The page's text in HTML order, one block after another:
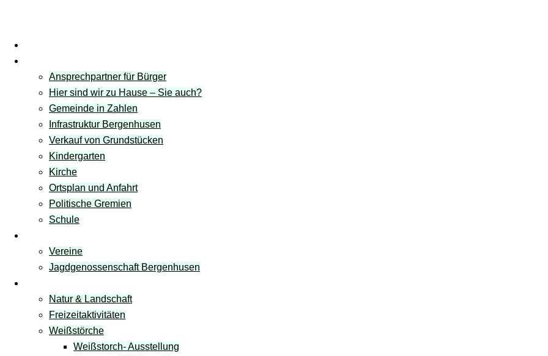
Ansprechpartner für Bürger
Hier sind wir zu Hause – Sie auch?
Gemeinde in Zahlen
Infrastruktur Bergenhusen
Verkauf von Grundstücken
Kindergarten
Kirche
Ortsplan und Anfahrt
Politische Gremien
Schule
Vereine
Jagdgenossenschaft Bergenhusen
Natur & Landschaft
Freizeitaktivitäten
Weißstörche
Weißstorch- Ausstellung